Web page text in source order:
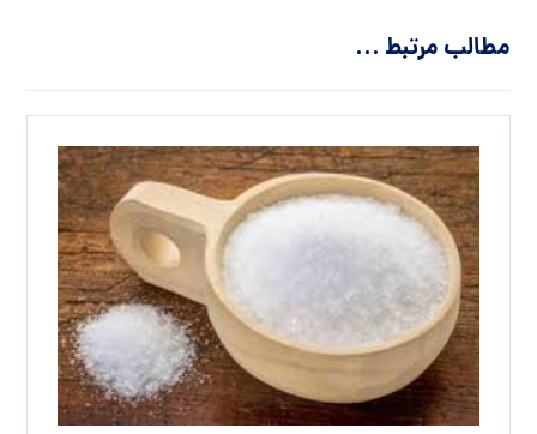
مطالب مرتبط ...